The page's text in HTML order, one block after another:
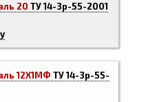
20 ТУ 14-3р-55-2001
12Х1МФ ТУ 14-3р-55-